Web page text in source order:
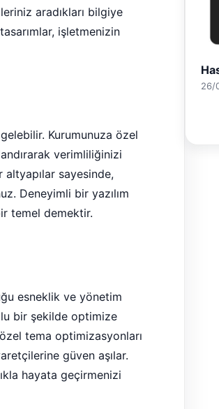
aradıkları bilgiye
işletmenizin
Kurumunuza özel
verimliliğinizi
sayesinde,
Deneyimli bir yazılım
temel demektir.
esneklik ve yönetim
bir şekilde optimize
tema optimizasyonları
güven aşılar.
hayata geçirmenizi
28/